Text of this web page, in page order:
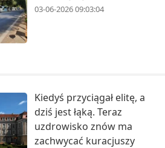
03-06-2026 09:03:04
Kiedyś przyciągał elitę, a
dziś jest łąką. Teraz
uzdrowisko znów ma
zachwycać kuracjuszy